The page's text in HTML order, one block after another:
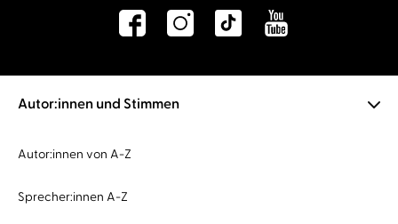
Autor:innen und Stimmen
Autor:innen von A-Z
Sprecher:innen A-Z